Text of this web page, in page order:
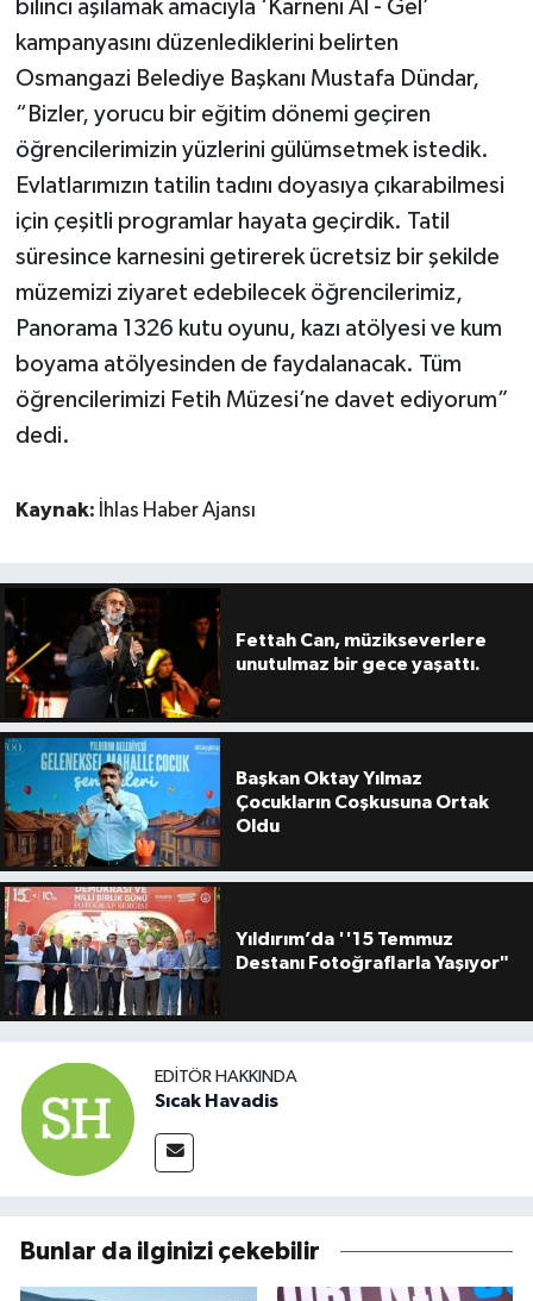
bilinci aşılamak amacıyla ‘Karneni Al - Gel’
kampanyasını düzenlediklerini belirten
Osmangazi Belediye Başkanı Mustafa Dündar,
“Bizler, yorucu bir eğitim dönemi geçiren
öğrencilerimizin yüzlerini gülümsetmek istedik.
Evlatlarımızın tatilin tadını doyasıya çıkarabilmesi
için çeşitli programlar hayata geçirdik. Tatil
süresince karnesini getirerek ücretsiz bir şekilde
müzemizi ziyaret edebilecek öğrencilerimiz,
Panorama 1326 kutu oyunu, kazı atölyesi ve kum
boyama atölyesinden de faydalanacak. Tüm
öğrencilerimizi Fetih Müzesi’ne davet ediyorum”
dedi.
Kaynak: İhlas Haber Ajansı
Fettah Can, müzikseverlere
unutulmaz bir gece yaşattı.
Başkan Oktay Yılmaz
Çocukların Coşkusuna Ortak
Oldu
Yıldırım’da ''15 Temmuz
Destanı Fotoğraflarla Yaşıyor"
EDITÖR HAKKINDA
Sıcak Havadis
Bunlar da ilginizi çekebilir